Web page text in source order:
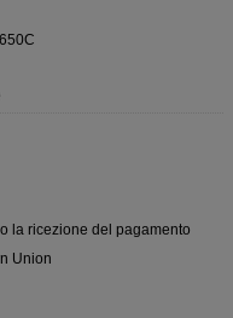
la ricezione del pagamento
Union